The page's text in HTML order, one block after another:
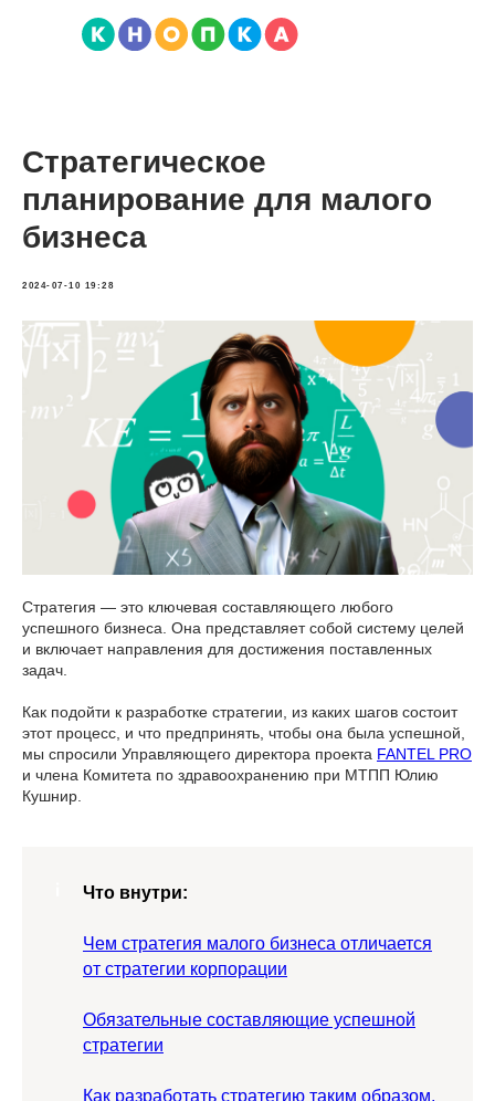
Стратегическое
планирование для малого
бизнеса
2024-07-10 19:28
Стратегия — это ключевая составляющего любого
успешного бизнеса. Она представляет собой систему целей
и включает направления для достижения поставленных
задач.
Как подойти к разработке стратегии, из каких шагов состоит
этот процесс, и что предпринять, чтобы она была успешной,
мы спросили Управляющего директора проекта FANTEL PRO
и члена Комитета по здравоохранению при МТПП Юлию
Кушнир.
Что внутри:
Чем стратегия малого бизнеса отличается
от стратегии корпорации
Обязательные составляющие успешной
стратегии
Как разработать стратегию таким образом,